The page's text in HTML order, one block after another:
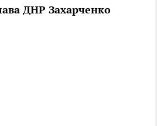
ДНР Захарченко